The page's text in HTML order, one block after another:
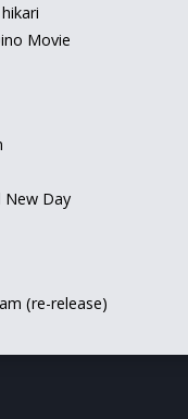
Movie
New Day
(re-release)